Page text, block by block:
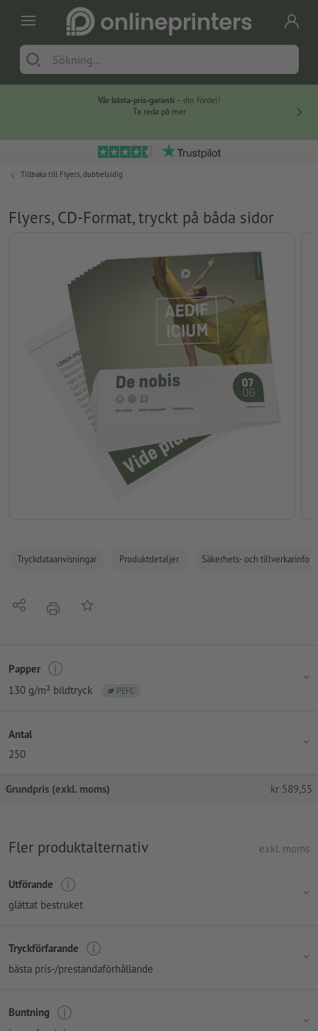
Vår bästa-pris-garanti – din fördel!
Ta reda på mer
Tillbaka till Flyers, dubbelsidig
Flyers, CD-Format, tryckt på båda sidor
Tryckdataanvisningar Produktdetaljer Säkerhets- och
Dela erbjudandePå anteckningslistan
Papper
130 g/m² bildtryck
PEFC
Antal
250
Grundpris (exkl. moms) kr 589,55
Fler produktalternativ exkl. moms
Utförande
glättat bestruket
Tryckförfarande
bästa pris-/prestandaförhållande
Buntning